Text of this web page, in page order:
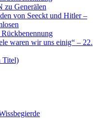
zu Generälen
von Seeckt und Hitler –
waren wir uns einig“ – 22.
Titel)